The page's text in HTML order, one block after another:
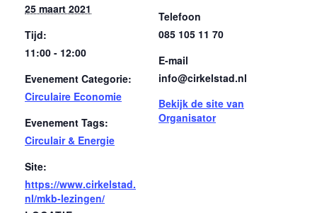
25 maart 2021
Tijd:
11:00 - 12:00
Evenement Categorie:
Circulaire Economie
Evenement Tags:
Circulair & Energie
Site:
https://www.cirkelstad.
nl/mkb-lezingen/
Telefoon
085 105 11 70
E-mail
info@cirkelstad.nl
Bekijk de site van
Organisator